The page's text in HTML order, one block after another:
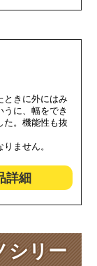
ときに外にはみ
うに、幅をでき
た。機能性も抜
ません。
詳細
シリー